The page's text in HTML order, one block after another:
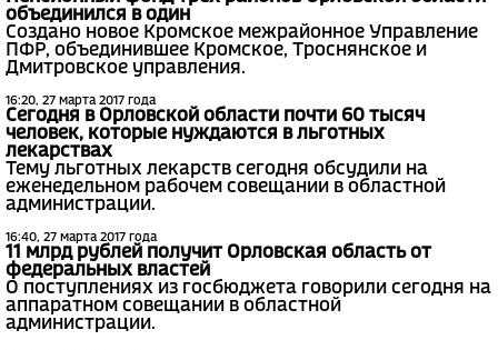
объединился в один
Создано новое Кромское межрайонное Управление
ПФР, объединившее Кромское, Троснянское и
Дмитровское управления.
16:20, 27 марта 2017 года
Сегодня в Орловской области почти 60 тысяч
человек, которые нуждаются в льготных
лекарствах
Тему льготных лекарств сегодня обсудили на
еженедельном рабочем совещании в областной
администрации.
16:40, 27 марта 2017 года
11 млрд рублей получит Орловская область от
федеральных властей
О поступлениях из госбюджета говорили сегодня на
аппаратном совещании в областной
администрации.